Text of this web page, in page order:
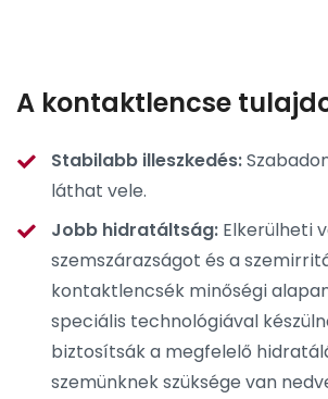
A kontaktlencse
Stabilabb illeszkedés:
láthat vele.
Jobb hidratáltság: Elkerülheti
szemszárazságot és a
kontaktlencsék minőségi
speciális technológiával
biztosítsák a megfelelő
szemünknek szüksége van